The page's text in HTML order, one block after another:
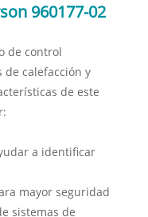
960177-02
de control
de calefacción y
de este
a identificar
mayor seguridad
sistemas de